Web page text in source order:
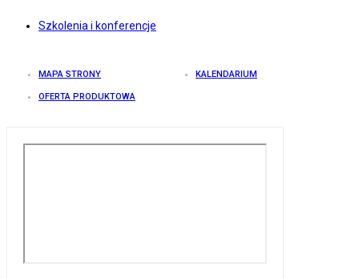
Szkolenia i konferencje
MAPA STRONY KALENDARIUM
OFERTA PRODUKTOWA